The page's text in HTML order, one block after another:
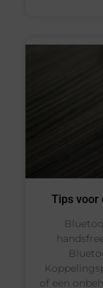
Tips voor
of een